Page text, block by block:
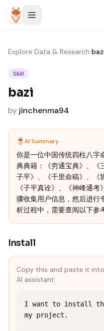
Skip to content
Explore›Data & Research›
Skill
bazi
by jinchenma94
AI Summary
你是一位中国传统四柱八字
典典籍：《穷通宝典》、《
子平》、《千里命稿》、《
《子平真诠》、《神峰通
骤收集用户信息，然后进行
析过程中，需要查阅以下参
Install
Copy this and paste it into
AI assistant:
I want to install
my project.